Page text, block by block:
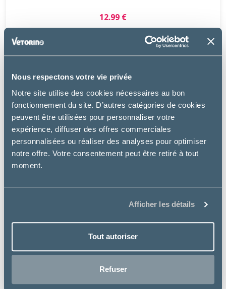
Nous respectons votre vie privée
Notre site utilise des cookies nécessaires au bon
fonctionnement du site. D’autres catégories de cookies
peuvent être utilisées pour personnaliser votre
expérience, diffuser des offres commerciales
personnalisées ou réaliser des analyses pour optimiser
notre offre. Votre consentement peut être retiré à tout
moment.
Afficher les détails
Tout autoriser
Refuser
12.99 €
Versele Laga